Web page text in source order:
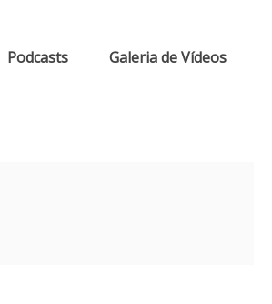
Podcasts Galeria de Vídeos